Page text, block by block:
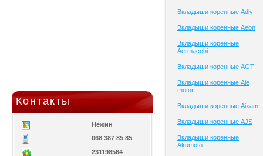
Контакты
Нежин
068 387 85 85
231198564
Вкладыши коренные Adly
Вкладыши коренные Aeon
Вкладыши коренные
Aermacchi
Вкладыши коренные AGT
Вкладыши коренные Aie
motor
Вкладыши коренные Aixam
Вкладыши коренные AJS
Вкладыши коренные
Akumoto